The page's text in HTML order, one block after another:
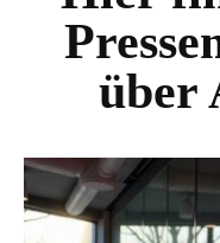
über